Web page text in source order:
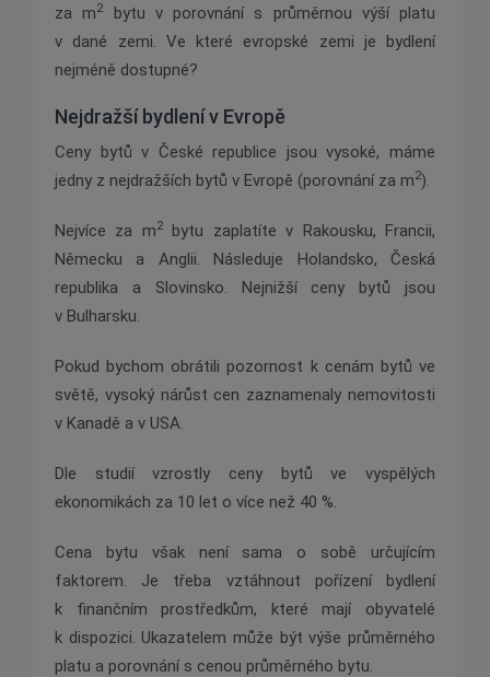
za m2
bytu v porovnání s průměrnou výší platu
v dané zemi. Ve které evropské zemi je bydlení
nejméně dostupné?
Nejdražší bydlení v Evropě
Ceny bytů v České republice jsou vysoké, máme
jedny z nejdražších bytů v Evropě (porovnání za m2).
Nejvíce za m2bytu zaplatíte v Rakousku, Francii,
Německu a Anglii. Následuje Holandsko, Česká
republika a Slovinsko. Nejnižší ceny bytů jsou
v Bulharsku.
Pokud bychom obrátili pozornost k cenám bytů ve
světě, vysoký nárůst cen zaznamenaly nemovitosti
v Kanadě a v USA.
Dle studií vzrostly ceny bytů ve vyspělých
ekonomikách za 10 let o více než 40 %.
Cena bytu však není sama o sobě určujícím
faktorem. Je třeba vztáhnout pořízení bydlení
k finančním prostředkům, které mají obyvatelé
k dispozici. Ukazatelem může být výše průměrného
platu a porovnání s cenou průměrného bytu.